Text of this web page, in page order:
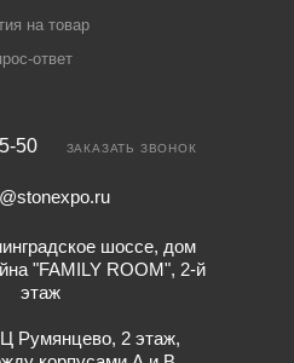
на товар
ответ
50 ЗАКАЗАТЬ ЗВОНОК
шоссе, дом
"FAMILY ROOM", 2-й
этаж
Румянцево, 2 этаж,